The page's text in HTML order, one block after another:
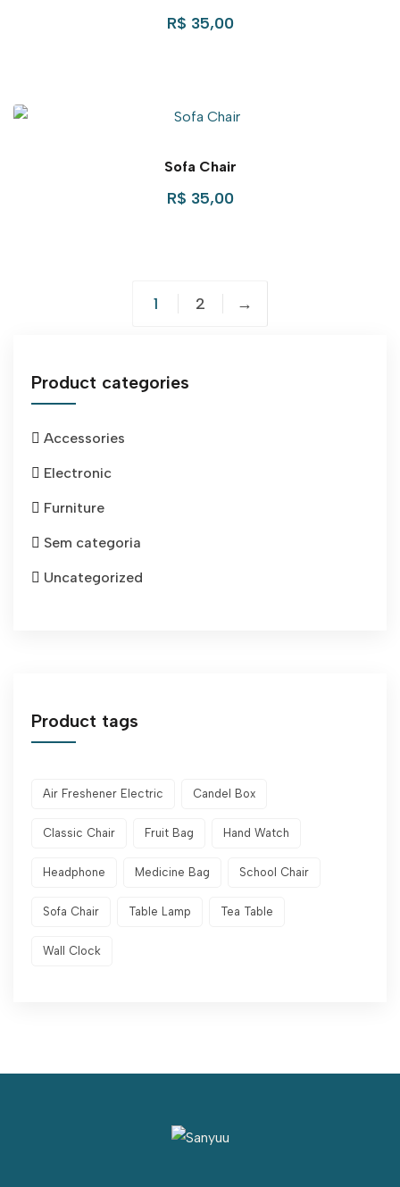
R$ 35,00
Sofa Chair
R$ 35,00
1 2 →
Product categories
Accessories
Electronic
Furniture
Sem categoria
Uncategorized
Product tags
Air Freshener Electric Candel Box
Classic Chair Fruit Bag Hand Watch
Headphone Medicine Bag School Chair
Sofa Chair Table Lamp Tea Table
Wall Clock